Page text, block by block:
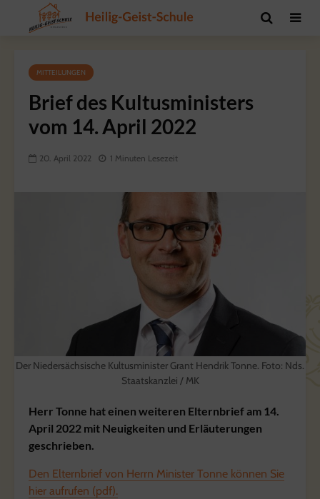
MITTEILUNGEN
Brief des Kultusministers
vom 14. April 2022
20. April 2022 1 Minuten Lesezeit
Der Niedersächsische Kultusminister Grant Hendrik Tonne. Foto: Nds.
Staatskanzlei / MK
Herr Tonne hat einen weiteren Elternbrief am 14.
April 2022 mit Neuigkeiten und Erläuterungen
geschrieben.
Den Elternbrief von Herrn Minister Tonne können Sie
hier aufrufen (pdf).